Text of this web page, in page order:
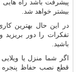
پیشرفت باشد راه
بیشتر خواهد شد.
در این حال بهترین
تفکرات را دور
باشید.
اگر شما منزل یا
قطع نصب حفاظ پنجره